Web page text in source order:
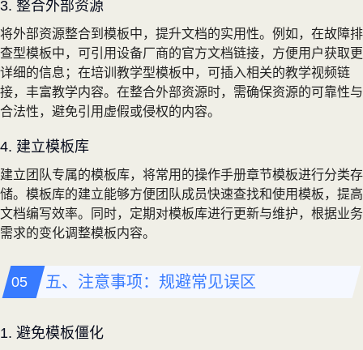
3. 整合外部资源
将外部资源整合到模板中，提升文档的实用性。例如，在故障排
查型模板中，可引用设备厂商的官方文档链接，方便用户获取更
详细的信息；在培训教学型模板中，可插入相关的教学视频链
接，丰富教学内容。在整合外部资源时，需确保资源的可靠性与
合法性，避免引用虚假或侵权的内容。
4. 建立模板库
建立团队专属的模板库，将常用的操作手册章节模板进行分类存
储。模板库的建立能够方便团队成员快速查找和使用模板，提高
文档编写效率。同时，定期对模板库进行更新与维护，根据业务
需求的变化调整模板内容。
五、注意事项：规避常见误区
1. 避免模板僵化